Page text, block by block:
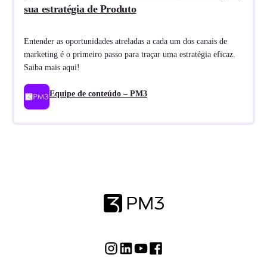
sua estratégia de Produto
Entender as oportunidades atreladas a cada um dos canais de
marketing é o primeiro passo para traçar uma estratégia eficaz.
Saiba mais aqui!
Equipe de conteúdo – PM3